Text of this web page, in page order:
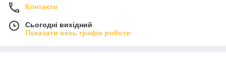
Контакти
Сьогодні вихідний
Показати весь графік роботи